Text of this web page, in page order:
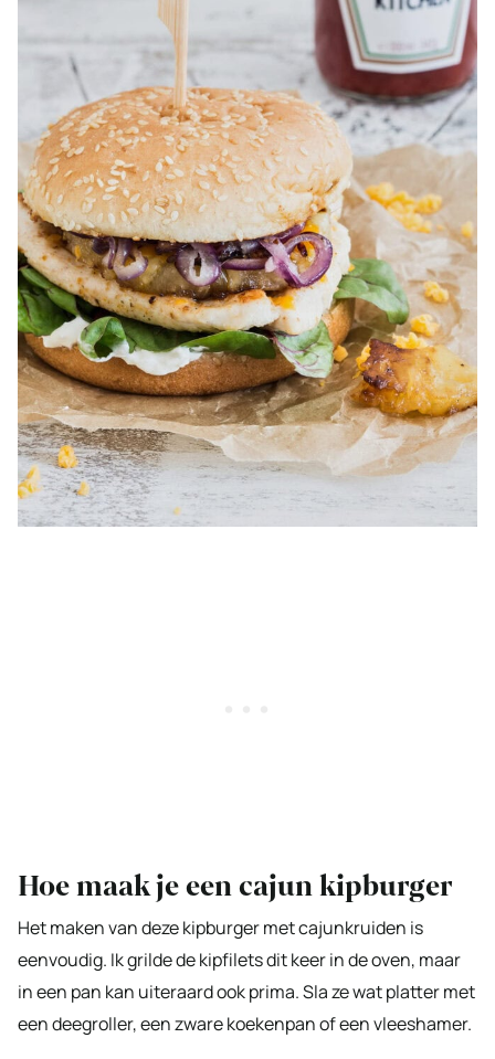
Hoe maak je een cajun kipburger
Het maken van deze kipburger met cajunkruiden is
eenvoudig. Ik grilde de kipfilets dit keer in de oven, maar
in een pan kan uiteraard ook prima. Sla ze wat platter met
een deegroller, een zware koekenpan of een vleeshamer.